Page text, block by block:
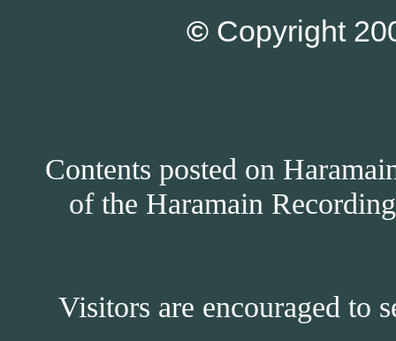
© Copyright
Contents posted on
of the Haramain
Visitors are encouraged to